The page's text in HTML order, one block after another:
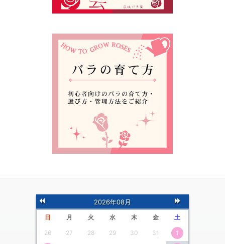
前
の月
次
の月
2026年08月
日 月 火 水 木 金 土
26 27 28 29 30 31 1